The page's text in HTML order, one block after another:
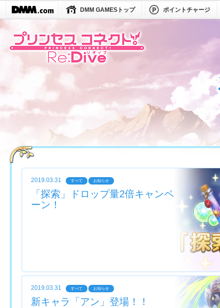
DMM GAMESトップ ポイントチャージ
2019.03.31 すべて お知らせ
「探索」ドロップ量2倍キャンペ
ーン！
2019.03.31 すべて お知らせ
新キャラ「アン」登場！！